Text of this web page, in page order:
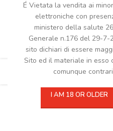
É Vietata la vendita ai
elettroniche con
ministero della salute
Generale n.176 del 29-7-
sito dichiari di essere
Sito ed il materiale in esso
comunque
I AM 18 OR OLDER